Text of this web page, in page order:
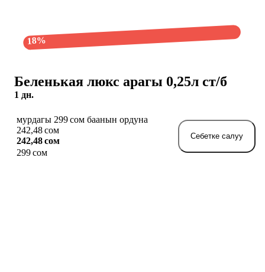
Беленькая люкс арагы 0,25л ст/б
1 дн.
18%
мурдагы 299 сом баанын ордуна
242,48 сом
242,48 сом
299 сом
Себетке салуу